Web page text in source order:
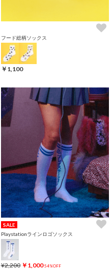
フード総柄ソックス
￥1,100
SALE
Playstationラインロゴソックス
¥2,200 ￥1,000 54%OFF